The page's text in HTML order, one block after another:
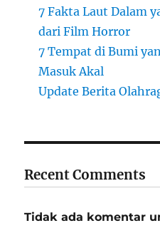
7 Fakta Laut Dalam
dari Film Horror
7 Tempat di Bumi
Masuk Akal
Update Berita
Recent Comments
Tidak ada komentar